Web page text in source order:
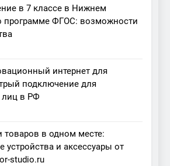
в 7 классе в Нижнем
программе ФГОС: возможности
интернет для
подключение для
лиц в РФ
товаров в одном месте:
устройства и аксессуары от
studio.ru